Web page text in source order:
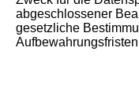
abgeschlossener
gesetzliche